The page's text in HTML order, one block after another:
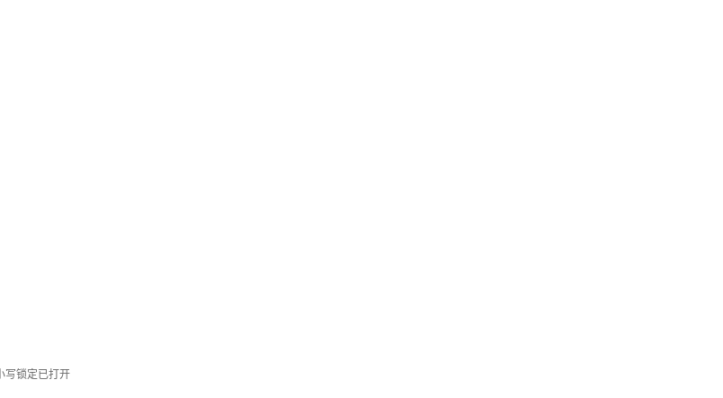
写锁定已打开